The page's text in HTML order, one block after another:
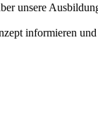
unsere
informieren